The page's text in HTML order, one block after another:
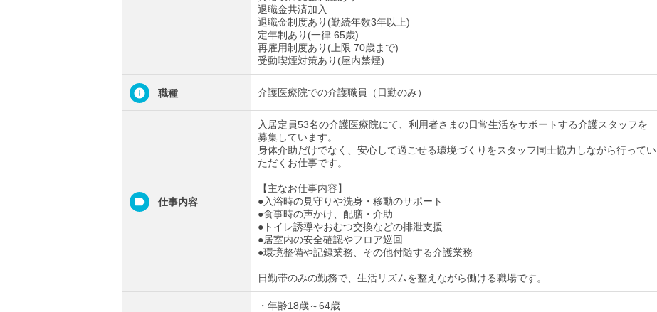
退職金共済加入
退職金制度あり(勤続年数3年以上)
定年制あり(一律 65歳)
再雇用制度あり(上限 70歳まで)
受動喫煙対策あり(屋内禁煙)
職種 介護医療院での介護職員（日勤のみ）
仕事内容
入居定員53名の介護医療院にて、利用者さまの日常生活をサポートする介護スタッフを
募集しています。
身体介助だけでなく、安心して過ごせる環境づくりをスタッフ同士協力しながら行ってい
ただくお仕事です。
【主なお仕事内容】
●入浴時の見守りや洗身・移動のサポート
●食事時の声かけ、配膳・介助
●トイレ誘導やおむつ交換などの排泄支援
●居室内の安全確認やフロア巡回
●環境整備や記録業務、その他付随する介護業務
日勤帯のみの勤務で、生活リズムを整えながら働ける職場です。
・年齢18歳～64歳